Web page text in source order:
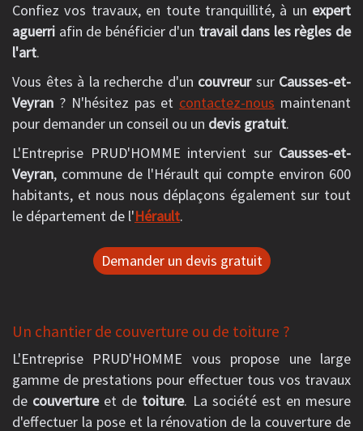
Confiez vos travaux, en toute tranquillité, à un expert
aguerri afin de bénéficier d'un travail dans les règles de
l'art.
Vous êtes à la recherche d'un couvreursur Causses-et-
Veyran ? N'hésitez pas et contactez-nous maintenant
pour demander un conseil ou un devis gratuit.
L'Entreprise PRUD'HOMME intervient sur Causses-et-
Veyran, commune de l'Hérault qui compte environ 600
habitants, et nous nous déplaçons également sur tout
le département de l'Hérault.
Demander un devis gratuit
Un chantier de couverture ou de toiture ?
L'Entreprise PRUD'HOMME vous propose une large
gamme de prestations pour effectuer tous vos travaux
de couvertureet de toiture. La société est en mesure
d'effectuer la pose et la rénovation de la couverture de